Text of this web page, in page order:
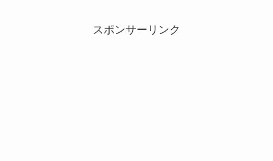
スポンサーリンク